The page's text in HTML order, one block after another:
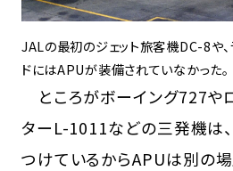
JALの最初のジェット旅客機DC-8や
ドにはAPUが装備されていなかった。
ところがボーイング727や
ターL-1011などの三発機は
つけているからAPUは別の